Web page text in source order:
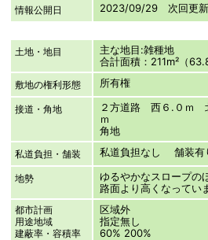
情報公開日 2023/09/29 次回更
土地・地目
主な地目:雑種地
合計面積：211m²（
敷地の権利形態 所有権
接道・角地
２方道路 西６.０ｍ
ｍ
角地
私道負担・舗装 私道負担なし 舗装有
地勢
ゆるやかなスロープの
路面より高くなってい
都市計画
用途地域
建蔽率・容積率
区域外
指定無し
60% 200%